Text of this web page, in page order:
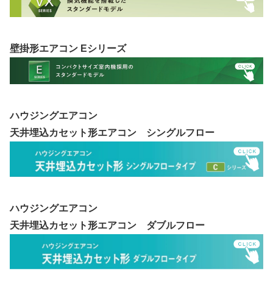
壁掛形エアコン Eシリーズ
ハウジングエアコン
天井埋込カセット形エアコン シングルフロー
ハウジングエアコン
天井埋込カセット形エアコン ダブルフロー